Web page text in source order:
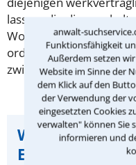
anwalt-
Funktionsfähigkeit
Außerdem setzen
Website im Sinne der
dem Klick auf den
der Verwendung der
eingesetzten Cookies
verwalten" können Sie
informieren und
lassen, die diese
Wohnungseigentümer
ordnungsgemäßer
zwingend sofort hätten
Wichtiger
Entscheidung: